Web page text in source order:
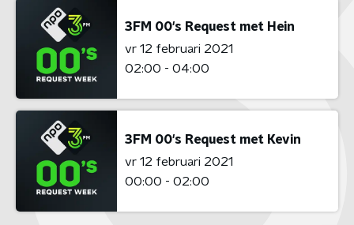
3FM 00's Request met Hein
vr 12 februari 2021
02:00 - 04:00
3FM 00's Request met Kevin
vr 12 februari 2021
00:00 - 02:00